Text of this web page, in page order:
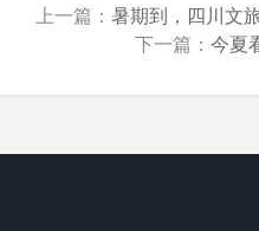
上一篇： 暑期到，四川文
下一篇： 今夏